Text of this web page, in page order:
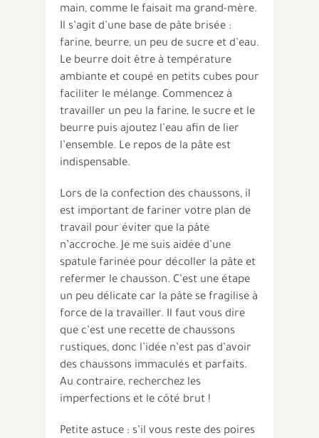
main, comme le faisait ma grand-mère.
Il s’agit d’une base de pâte brisée :
farine, beurre, un peu de sucre et d’eau.
Le beurre doit être à température
ambiante et coupé en petits cubes pour
faciliter le mélange. Commencez à
travailler un peu la farine, le sucre et le
beurre puis ajoutez l’eau afin de lier
l’ensemble. Le repos de la pâte est
indispensable.
Lors de la confection des chaussons, il
est important de fariner votre plan de
travail pour éviter que la pâte
n’accroche. Je me suis aidée d’une
spatule farinée pour décoller la pâte et
refermer le chausson. C’est une étape
un peu délicate car la pâte se fragilise à
force de la travailler. Il faut vous dire
que c’est une recette de chaussons
rustiques, donc l’idée n’est pas d’avoir
des chaussons immaculés et parfaits.
Au contraire, recherchez les
imperfections et le côté brut !
Petite astuce : s’il vous reste des poires